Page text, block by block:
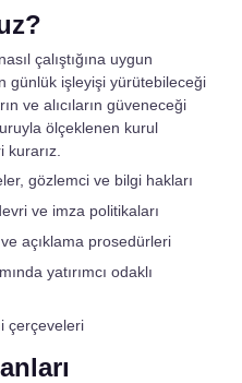
çalıştığına uygun
günlük işleyişi yürütebileceği
ve alıcıların güveneceği
ölçeklenen kurul
kurarız.
gözlemci ve bilgi hakları
ve imza politikaları
açıklama prosedürleri
yatırımcı odaklı
çerçeveleri